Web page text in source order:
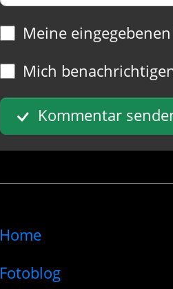
Meine
Mich
Kommentar
Home
Fotoblog